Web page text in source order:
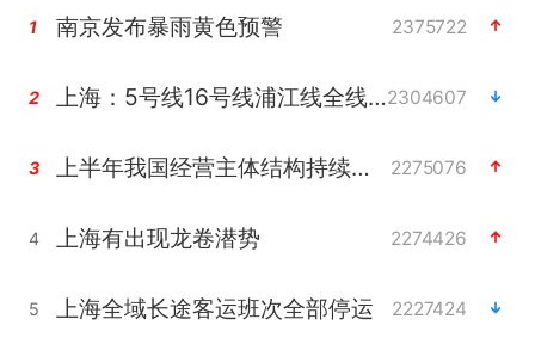
1 南京发布暴雨黄色预警 2375722
2 上海：5号线16号线浦江线全线停运2304607
3 上半年我国经营主体结构持续优化 2275076
4 上海有出现龙卷潜势 2274426
5 上海全域长途客运班次全部停运 2227424